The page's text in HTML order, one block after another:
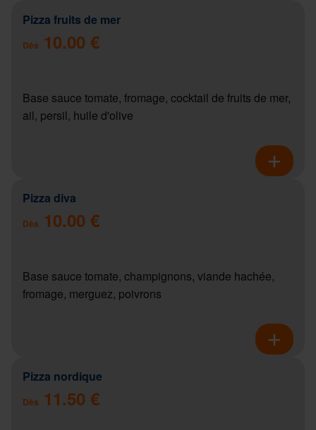
Pizza fruits de mer
Dès 10.00 €
Base sauce tomate, fromage, cocktail de fruits de mer,
ail, persil, huile d'olive
Pizza diva
Dès 10.00 €
Base sauce tomate, champignons, viande hachée,
fromage, merguez, poivrons
Pizza nordique
Dès 11.50 €